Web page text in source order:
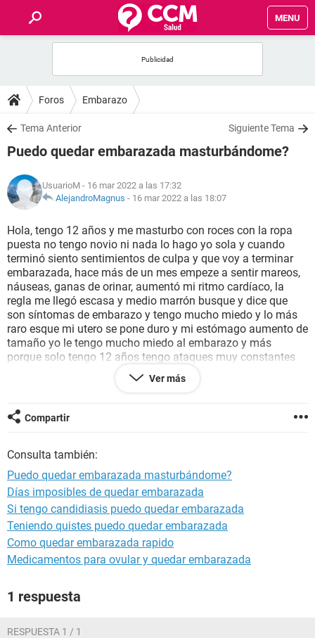
MENU
FOROS
SALUD
NUTRICIÓN
BIENESTAR
SEXUALIDAD
GLOSARIO
Foros Embarazo
Tema Anterior Siguiente Tema
Puedo quedar embarazada masturbándome?
UsuarioM - 16 mar 2022 a las 17:32
AlejandroMagnus - 16 mar 2022 a las 18:07
Hola, tengo 12 años y me masturbo con roces con la ropa
puesta no tengo novio ni nada lo hago yo sola y cuando
terminó siento sentimientos de culpa y que voy a terminar
embarazada, hace más de un mes empeze a sentir mareos,
náuseas, ganas de orinar, aumentó mi ritmo cardíaco, la
regla me llegó escasa y medio marrón busque y dice que
son síntomas de embarazo y tengo mucho miedo y lo más
raro esque mi utero se pone duro y mi estómago aumento de
tamaño yo le tengo mucho miedo al embarazo y más
porque solo tengo 12 años tengo ataques muy constantes
de pensamientos fuertes en dónde si estoy embarazada y
toda mi vida se vuelve un infierno me tiemblan las manos y
porque solo pienso en lo que me está pasando por favor
ayuda necesito una respuesta lo antes posible se los pido
Ver más
Compartir
Consulta también:
Puedo quedar embarazada masturbándome?
Días imposibles de quedar embarazada
Si tengo candidiasis puedo quedar embarazada
Teniendo quistes puedo quedar embarazada
Como quedar embarazada rapido
Medicamentos para ovular y quedar embarazada
1 respuesta
RESPUESTA 1 / 1